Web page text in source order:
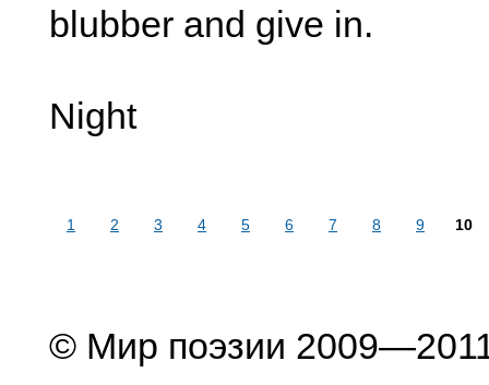
blubber and give in.
Night
1 2 3 4 5 6 7 8 9 10
© Мир поэзии